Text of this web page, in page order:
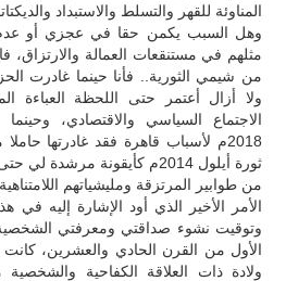
المناوئة للقهر والتسلط والاستبداد
وهل السبب يكمن حقا في عجزي أو عدم
مثلهم في مستنقعات العمالة
من شيمي الثورية.. فأنا حينما غادرت
ولا أزال أعتمر حتى اللحظة العباءة
الاجتماع السياسي والاقتصادي،
2018م لأسباب قاهرة فقد غادرتها
ثورة أيلول 2014م كأيقونة
من طوابير المرتزقة ومليشياتهم اللامتناهية.
الأمر الأخير الذي أود الإشارة إليه
وتوقيت نشوء صداقتي ومعرفتي الشخصية
الأول من القرن الحادي والعشرين،
ولادة ذات العلاقة الكفاحية